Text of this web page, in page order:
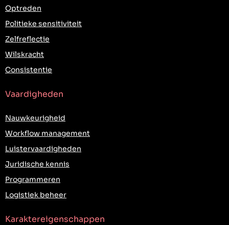
Optreden
Politieke sensitiviteit
Zelfreflectie
Wilskracht
Consistentie
Vaardigheden
Nauwkeurigheid
Workflow management
Luistervaardigheden
Juridische kennis
Programmeren
Logistiek beheer
Karaktereigenschappen